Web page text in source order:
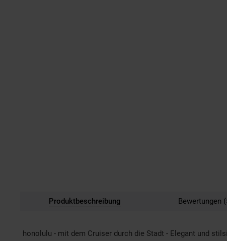
Produktbeschreibung Bewertungen
honolulu - mit dem Cruiser durch die Stadt - Elegant und